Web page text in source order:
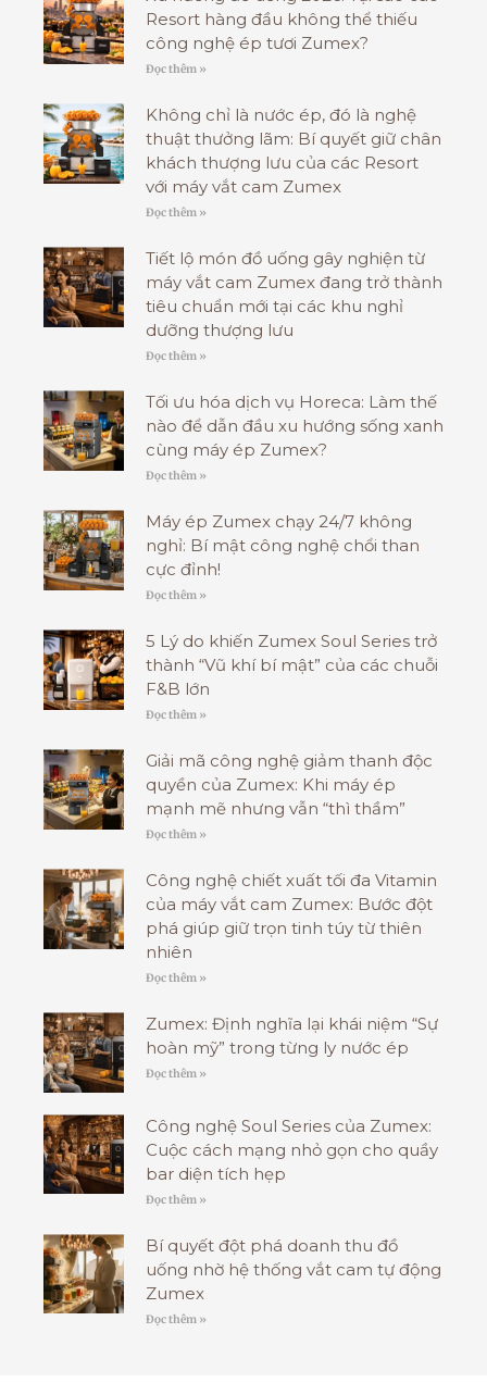
Resort hàng đầu không thể thiếu
công nghệ ép tươi Zumex?
Đọc thêm »
Không chỉ là nước ép, đó là nghệ
thuật thưởng lãm: Bí quyết giữ chân
khách thượng lưu của các Resort
với máy vắt cam Zumex
Đọc thêm »
Tiết lộ món đồ uống gây nghiện từ
máy vắt cam Zumex đang trở thành
tiêu chuẩn mới tại các khu nghỉ
dưỡng thượng lưu
Đọc thêm »
Tối ưu hóa dịch vụ Horeca: Làm thế
nào để dẫn đầu xu hướng sống xanh
cùng máy ép Zumex?
Đọc thêm »
Máy ép Zumex chạy 24/7 không
nghỉ: Bí mật công nghệ chổi than
cực đỉnh!
Đọc thêm »
5 Lý do khiến Zumex Soul Series trở
thành “Vũ khí bí mật” của các chuỗi
F&B lớn
Đọc thêm »
Giải mã công nghệ giảm thanh độc
quyền của Zumex: Khi máy ép
mạnh mẽ nhưng vẫn “thì thầm”
Đọc thêm »
Công nghệ chiết xuất tối đa Vitamin
của máy vắt cam Zumex: Bước đột
phá giúp giữ trọn tinh túy từ thiên
nhiên
Đọc thêm »
Zumex: Định nghĩa lại khái niệm “Sự
hoàn mỹ” trong từng ly nước ép
Đọc thêm »
Công nghệ Soul Series của Zumex:
Cuộc cách mạng nhỏ gọn cho quầy
bar diện tích hẹp
Đọc thêm »
Bí quyết đột phá doanh thu đồ
uống nhờ hệ thống vắt cam tự động
Zumex
Đọc thêm »